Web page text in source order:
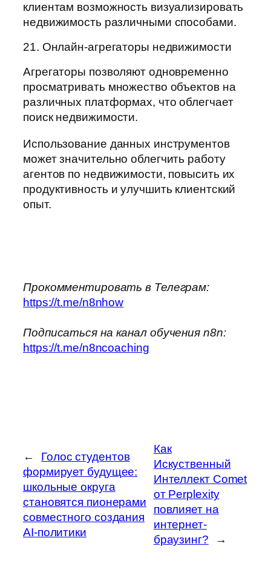
клиентам возможность визуализировать
недвижимость различными способами.
21. Онлайн-агрегаторы недвижимости
Агрегаторы позволяют одновременно
просматривать множество объектов на
различных платформах, что облегчает
поиск недвижимости.
Использование данных инструментов
может значительно облегчить работу
агентов по недвижимости, повысить их
продуктивность и улучшить клиентский
опыт.
Прокомментировать в Телеграм:
https://t.me/n8nhow
Подписаться на канал обучения n8n:
https://t.me/n8ncoaching
←
Голос студентов
формирует будущее:
школьные округа
становятся пионерами
совместного создания
AI-политики
Как
Искуственный
Интеллект Comet
от Perplexity
повлияет на
интернет-
браузинг?
→